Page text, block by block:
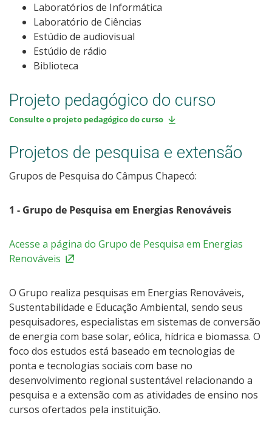
Laboratórios de Informática
Laboratório de Ciências
Estúdio de audiovisual
Estúdio de rádio
Biblioteca
Projeto pedagógico do curso
Consulte o projeto pedagógico do curso
Projetos de pesquisa e extensão
Grupos de Pesquisa do Câmpus Chapecó:
1 - Grupo de Pesquisa em Energias Renováveis
Acesse a página do Grupo de Pesquisa em Energias
Renováveis
O Grupo realiza pesquisas em Energias Renováveis,
Sustentabilidade e Educação Ambiental, sendo seus
pesquisadores, especialistas em sistemas de conversão
de energia com base solar, eólica, hídrica e biomassa. O
foco dos estudos está baseado em tecnologias de
ponta e tecnologias sociais com base no
desenvolvimento regional sustentável relacionando a
pesquisa e a extensão com as atividades de ensino nos
cursos ofertados pela instituição.